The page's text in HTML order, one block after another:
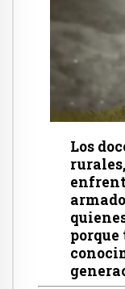
Los